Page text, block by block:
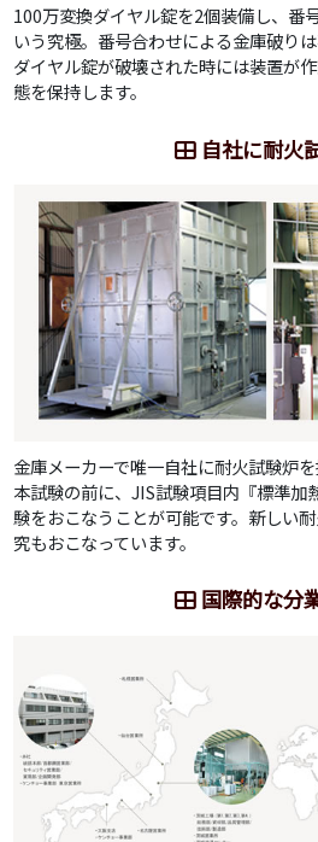
100万変換ダイヤル錠を2個装備し、番
いう究極。番号合わせによる金庫破り
ダイヤル錠が破壊された時には装置が
態を保持します。
自社に耐火
金庫メーカーで唯一自社に耐火試験炉
本試験の前に、JIS試験項目内『標準加
験をおこなうことが可能です。新しい
究もおこなっています。
国際的な分